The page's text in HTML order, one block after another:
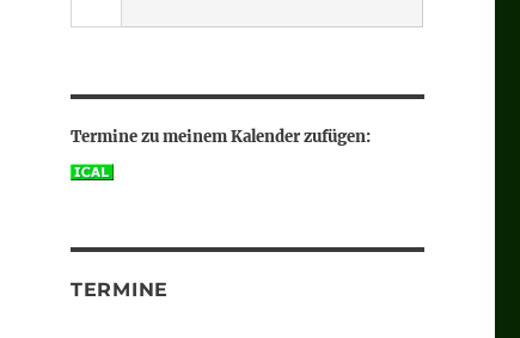
Termine zu meinem Kalender zufügen:
TERMINE